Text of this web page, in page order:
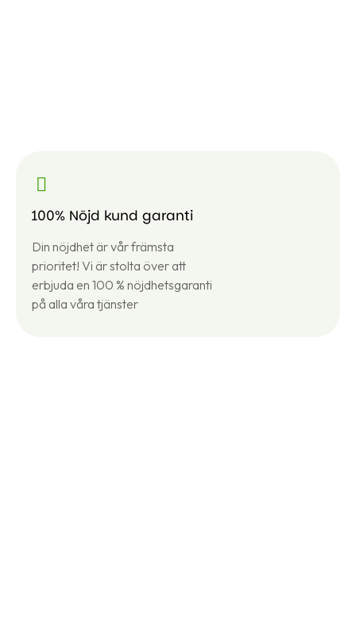
100% Nöjd kund garanti
Din nöjdhet är vår främsta
prioritet! Vi är stolta över att
erbjuda en 100 % nöjdhetsgaranti
på alla våra tjänster